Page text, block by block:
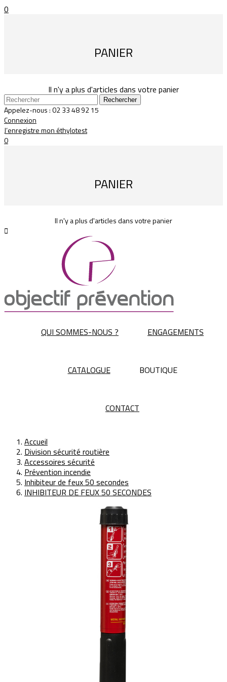
0
PANIER
Il n'y a plus d'articles dans votre panier
Rechercher
Appelez-nous :02 33 48 92 15
Connexion
J’enregistre mon éthylotest
0
PANIER
Il n'y a plus d'articles dans votre panier

QUI SOMMES-NOUS ? ENGAGEMENTS
CATALOGUE BOUTIQUE
CONTACT
Accueil
Division sécurité routière
Accessoires sécurité
Prévention incendie
Inhibiteur de feux 50 secondes
INHIBITEUR DE FEUX 50 SECONDES